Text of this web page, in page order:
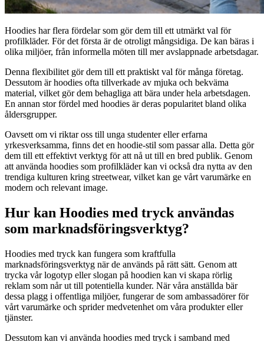
Hoodies har flera fördelar som gör dem till ett utmärkt val för
profilkläder. För det första är de otroligt mångsidiga. De kan bäras i
olika miljöer, från informella möten till mer avslappnade arbetsdagar.
Denna flexibilitet gör dem till ett praktiskt val för många företag.
Dessutom är hoodies ofta tillverkade av mjuka och bekväma
material, vilket gör dem behagliga att bära under hela arbetsdagen.
En annan stor fördel med hoodies är deras popularitet bland olika
åldersgrupper.
Oavsett om vi riktar oss till unga studenter eller erfarna
yrkesverksamma, finns det en hoodie-stil som passar alla. Detta gör
dem till ett effektivt verktyg för att nå ut till en bred publik. Genom
att använda hoodies som profilkläder kan vi också dra nytta av den
trendiga kulturen kring streetwear, vilket kan ge vårt varumärke en
modern och relevant image.
Hur kan Hoodies med tryck användas
som marknadsföringsverktyg?
Hoodies med tryck kan fungera som kraftfulla
marknadsföringsverktyg när de används på rätt sätt. Genom att
trycka vår logotyp eller slogan på hoodien kan vi skapa rörlig
reklam som når ut till potentiella kunder. När våra anställda bär
dessa plagg i offentliga miljöer, fungerar de som ambassadörer för
vårt varumärke och sprider medvetenhet om våra produkter eller
tjänster.
Dessutom kan vi använda hoodies med tryck i samband med